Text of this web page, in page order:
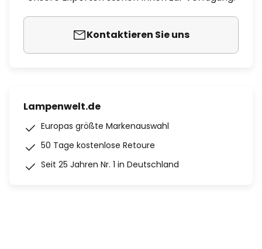
Kontaktieren Sie uns
Lampenwelt.de
Europas größte Markenauswahl
50 Tage kostenlose Retoure
Seit 25 Jahren Nr. 1 in Deutschland